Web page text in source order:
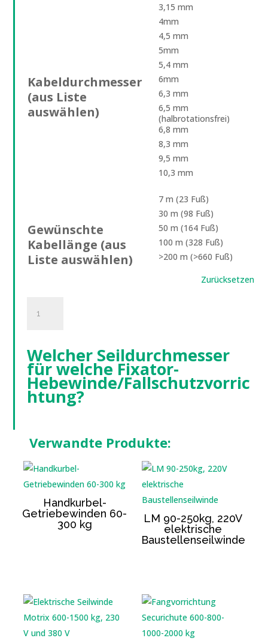
Kabeldurchmesser
(aus Liste
auswählen)
3,15 mm
4mm
4,5 mm
5mm
5,4 mm
6mm
6,3 mm
6,5 mm
(halbrotationsfrei)
6,8 mm
8,3 mm
9,5 mm
10,3 mm
Gewünschte
Kabellänge (aus
Liste auswählen)
7 m (23 Fuß)
30 m (98 Fuß)
50 m (164 Fuß)
100 m (328 Fuß)
>200 m (>660 Fuß)
Zurücksetzen
Acier
Welcher Seildurchmesser
für welche Fixator-
Hebewinde/Fallschutzvorric
htung?
Verwandte Produkte:
Handkurbel-
Getriebewinden 60-
300 kg
LM 90-250kg, 220V
elektrische
Baustellenseilwinde